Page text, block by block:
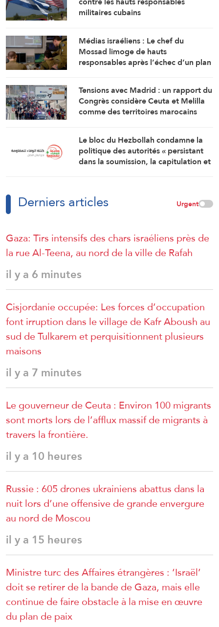
militaires cubains
Médias israéliens : Le chef du
Mossad limoge de hauts
responsables après l’échec d’un plan
Tensions avec Madrid : un rapport du
Congrès considère Ceuta et Melilla
comme des territoires marocains
Le bloc du Hezbollah condamne la
politique des autorités « persistant
dans la soumission, la capitulation et
Derniers articles Urgent
Gaza: Tirs intensifs des chars israéliens près de
la rue Al-Teena, au nord de la ville de Rafah
il y a 6 minutes
Cisjordanie occupée: Les forces d’occupation
font irruption dans le village de Kafr Aboush au
sud de Tulkarem et perquisitionnent plusieurs
maisons
il y a 7 minutes
Le gouverneur de Ceuta : Environ 100 migrants
sont morts lors de l’afflux massif de migrants à
travers la frontière.
il y a 10 heures
Russie : 605 drones ukrainiens abattus dans la
nuit lors d’une offensive de grande envergure
au nord de Moscou
il y a 15 heures
Ministre turc des Affaires étrangères : ‘Israël’
doit se retirer de la bande de Gaza, mais elle
continue de faire obstacle à la mise en œuvre
du plan de paix